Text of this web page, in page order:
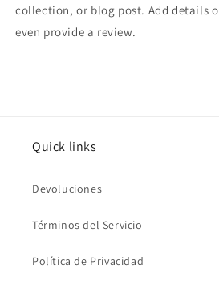
collection, or blog post. Add details
even provide a review.
Quick links
Devoluciones
Términos del Servicio
Política de Privacidad